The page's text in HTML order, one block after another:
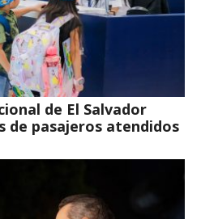
de El Salvador
de pasajeros atendidos